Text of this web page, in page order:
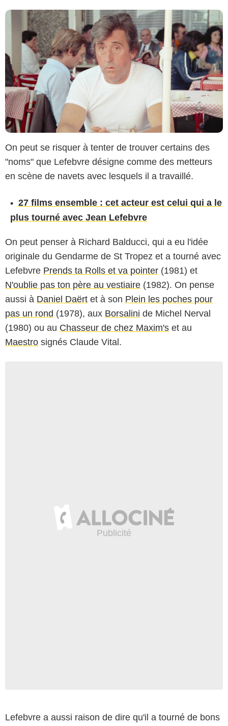
On peut se risquer à tenter de trouver certains des
"noms" que Lefebvre désigne comme des metteurs
en scène de navets avec lesquels il a travaillé.
27 films ensemble : cet acteur est celui qui a le
plus tourné avec Jean Lefebvre
On peut penser à Richard Balducci, qui a eu l'idée
originale du Gendarme de St Tropez et a tourné avec
Lefebvre Prends ta Rolls et va pointer (1981) et
N'oublie pas ton père au vestiaire (1982). On pense
aussi à Daniel Daërt et à son Plein les poches pour
pas un rond (1978), aux Borsalini de Michel Nerval
(1980) ou au Chasseur de chez Maxim's et au
Maestro signés Claude Vital.
Lefebvre a aussi raison de dire qu'il a tourné de bons